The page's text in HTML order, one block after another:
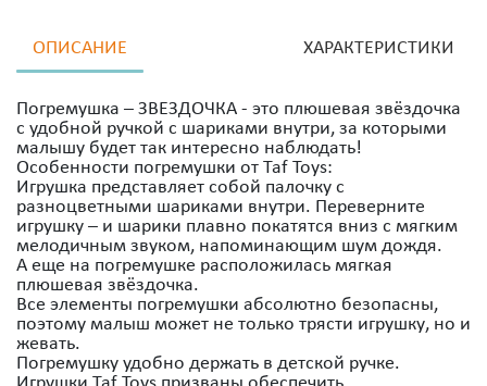
ОПИСАНИЕ ХАРАКТЕРИСТИКИ
Погремушка – ЗВЕЗДОЧКА - это плюшевая звёздочка
с удобной ручкой с шариками внутри, за которыми
малышу будет так интересно наблюдать!
Особенности погремушки от Taf Toys:
Игрушка представляет собой палочку с
разноцветными шариками внутри. Переверните
игрушку – и шарики плавно покатятся вниз с мягким
мелодичным звуком, напоминающим шум дождя.
А еще на погремушке расположилась мягкая
плюшевая звёздочка.
Все элементы погремушки абсолютно безопасны,
поэтому малыш может не только трясти игрушку, но и
жевать.
Погремушку удобно держать в детской ручке.